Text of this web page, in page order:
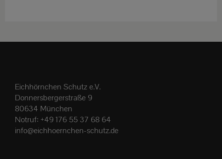
können
auf
der
Produktseite
Eichhörnchen Schutz e.V.
Donnersbergerstraße 9
80634 München
Notruf: +49 176 55 37 68 64
info@eichhoernchen-schutz.de